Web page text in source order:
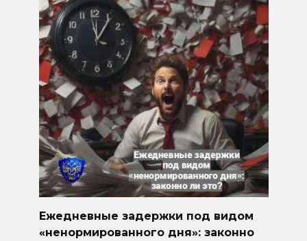
Ежедневные задержки под видом
«ненормированного дня»: законно